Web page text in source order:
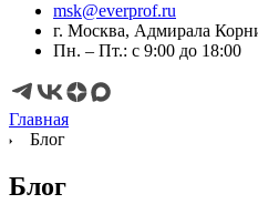
msk@everprof.ru
г. Москва, Адмирала
Пн. – Пт.: с 9:00 до 18:00
Главная
Блог
Блог